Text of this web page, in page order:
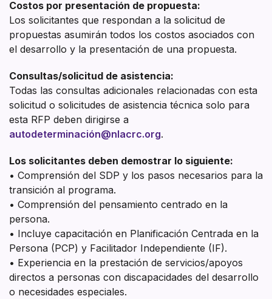
Costos por presentación de propuesta:
Los solicitantes que respondan a la solicitud de
propuestas asumirán todos los costos asociados con
el desarrollo y la presentación de una propuesta.
Consultas/solicitud de asistencia:
Todas las consultas adicionales relacionadas con esta
solicitud o solicitudes de asistencia técnica solo para
esta RFP deben dirigirse a
autodeterminación@nlacrc.org.
Los solicitantes deben demostrar lo siguiente:
• Comprensión del SDP y los pasos necesarios para la
transición al programa.
• Comprensión del pensamiento centrado en la
persona.
• Incluye capacitación en Planificación Centrada en la
Persona (PCP) y Facilitador Independiente (IF).
• Experiencia en la prestación de servicios/apoyos
directos a personas con discapacidades del desarrollo
o necesidades especiales.